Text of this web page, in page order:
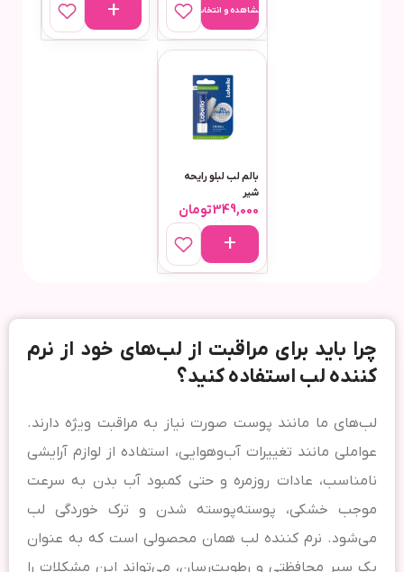
مشاهده و انتخاب
بالم لب لبلو رایحه
شیر
349,000تومان
چرا باید برای مراقبت از لب‌های خود از نرم
کننده لب استفاده کنید؟
لب‌های ما مانند پوست صورت نیاز به مراقبت ویژه دارند.
عواملی مانند تغییرات آب‌وهوایی، استفاده از لوازم آرایشی
نامناسب، عادات روزمره و حتی کمبود آب بدن به سرعت
موجب خشکی، پوسته‌پوسته شدن و ترک خوردگی لب
می‌شود. نرم کننده لب همان محصولی است که به عنوان
یک سپر محافظتی و رطوبت‌رسان، می‌تواند این مشکلات را